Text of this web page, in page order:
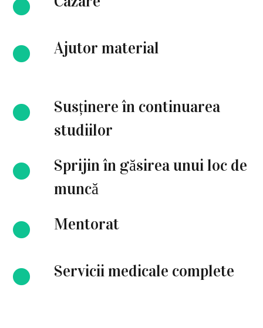
Ajutor material
Susținere în continuarea
studiilor
Sprijin în găsirea unui loc de
muncă
Mentorat
Servicii medicale complete